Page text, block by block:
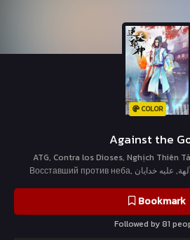
COLOR
Against the
ATG, Contra los Dioses, Nghịch Thiên
Bookmark
Followed by 81